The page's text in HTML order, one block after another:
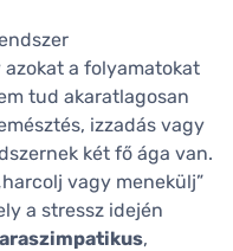
a folyamatokat
tud akaratlagosan
izzadás vagy
két fő ága van.
vagy menekülj”
a stressz idején
,